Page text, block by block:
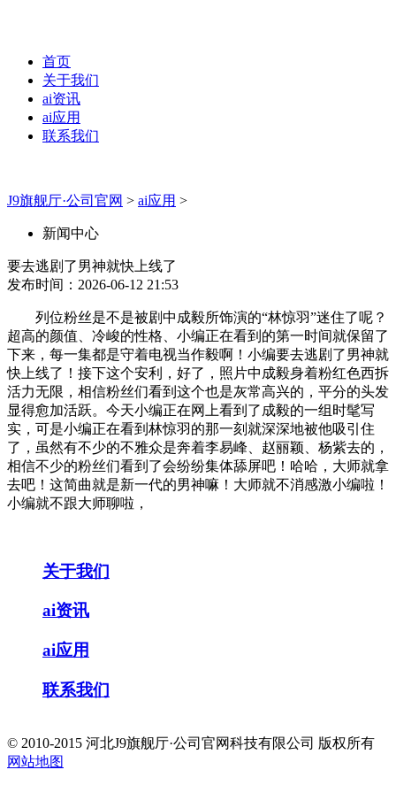
首页
关于我们
ai资讯
ai应用
联系我们
J9旗舰厅·公司官网 > ai应用 >
新闻中心
要去逃剧了男神就快上线了
发布时间：2026-06-12 21:53
列位粉丝是不是被剧中成毅所饰演的“林惊羽”迷住了呢？
超高的颜值、冷峻的性格、小编正在看到的第一时间就保留了
下来，每一集都是守着电视当作毅啊！小编要去逃剧了男神就
快上线了！接下这个安利，好了，照片中成毅身着粉红色西拆
活力无限，相信粉丝们看到这个也是灰常高兴的，平分的头发
显得愈加活跃。今天小编正在网上看到了成毅的一组时髦写
实，可是小编正在看到林惊羽的那一刻就深深地被他吸引住
了，虽然有不少的不雅众是奔着李易峰、赵丽颖、杨紫去的，
相信不少的粉丝们看到了会纷纷集体舔屏吧！哈哈，大师就拿
去吧！这简曲就是新一代的男神嘛！大师就不消感激小编啦！
小编就不跟大师聊啦，
关于我们
ai资讯
ai应用
联系我们
© 2010-2015 河北J9旗舰厅·公司官网科技有限公司 版权所有
网站地图